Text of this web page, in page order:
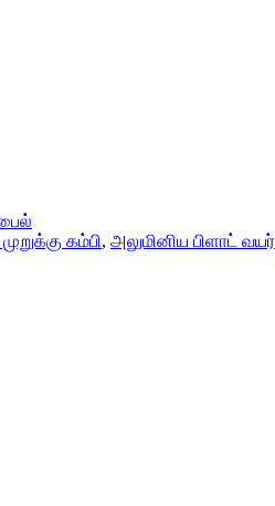
கம்பி, அலுமினிய பிளாட் வயர்